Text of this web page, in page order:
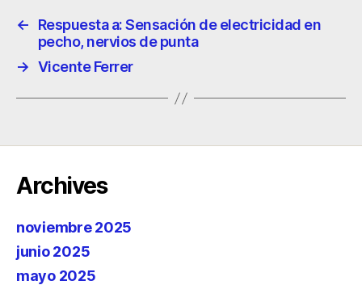
←
Respuesta a: Sensación de electricidad en
pecho, nervios de punta
→ Vicente Ferrer
Archives
noviembre 2025
junio 2025
mayo 2025